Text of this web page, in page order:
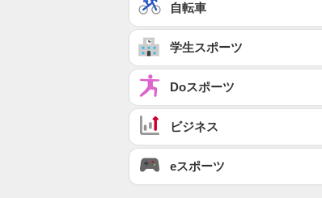
自転車
学生スポーツ
Doスポーツ
ビジネス
eスポーツ